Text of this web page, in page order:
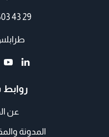
43 29
عن
المدونة